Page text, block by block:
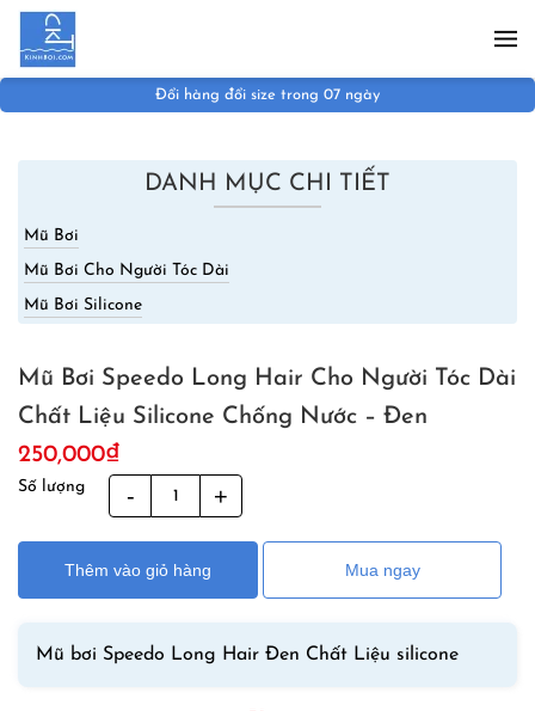
Skip to main content
Đổi hàng đổi size trong 07 ngày
DANH MỤC CHI TIẾT
Mũ Bơi
Mũ Bơi Cho Người Tóc Dài
Mũ Bơi Silicone
Mũ Bơi Speedo Long Hair Cho Người Tóc Dài
Chất Liệu Silicone Chống Nước – Đen
250,000₫
Số lượng
Bơi
Speedo
Long
Hair
Người
Thêm vào giỏ hàng Mua ngay
Mũ bơi Speedo Long Hair Đen Chất Liệu silicone